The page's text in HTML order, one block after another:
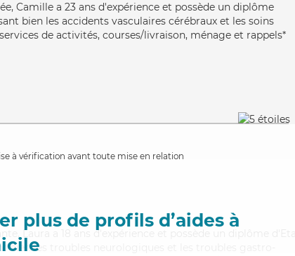
Camille a 23 ans d'expérience et possède un diplôme
bien les accidents vasculaires cérébraux et les soins
de activités, courses/livraison, ménage et rappels*
à vérification avant toute mise en relation
plus de profils d’aides à
Laura a 18 ans d'expérience et possède un diplôme d'Etat
bien les troubles neurologiques et les troubles gastro-